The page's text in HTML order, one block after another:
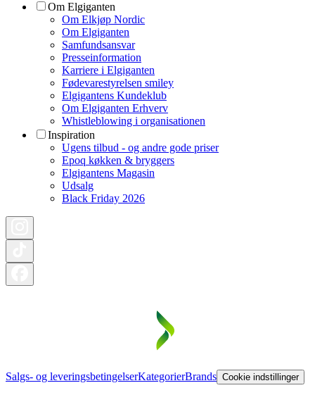
Om Elgiganten
Om Elkjøp Nordic
Om Elgiganten
Samfundsansvar
Presseinformation
Karriere i Elgiganten
Fødevarestyrelsen smiley
Elgigantens Kundeklub
Om Elgiganten Erhverv
Whistleblowing i organisationen
Inspiration
Ugens tilbud - og andre gode priser
Epoq køkken & bryggers
Elgigantens Magasin
Udsalg
Black Friday 2026
Salgs- og leveringsbetingelserKategorierBrands Cookie indstillinger